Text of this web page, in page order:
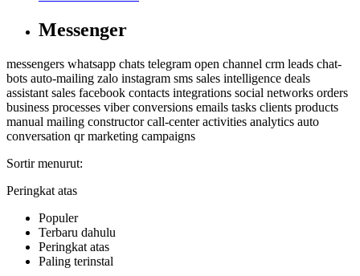
Messenger
messengers whatsapp chats telegram open channel crm leads chat-
bots auto-mailing zalo instagram sms sales intelligence deals
assistant sales facebook contacts integrations social networks orders
business processes viber conversions emails tasks clients products
manual mailing constructor call-center activities analytics auto
conversation qr marketing campaigns
Sortir menurut:
Peringkat atas
Populer
Terbaru dahulu
Peringkat atas
Paling terinstal